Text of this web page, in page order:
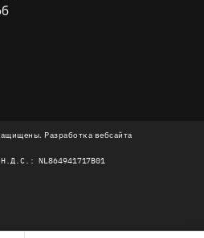
Разработка вебсайта
NL864941717B01